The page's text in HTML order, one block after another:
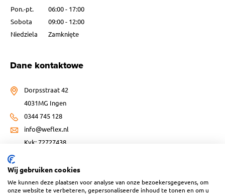
Pon.-pt.
06:00 - 17:00
Sobota
09:00 - 12:00
Niedziela
Zamknięte
Dane kontaktowe
Dorpsstraat 42
4031MG Ingen
0344 745 128
info@weflex.nl
Kvk: 72727438
Wij gebruiken cookies
We kunnen deze plaatsen voor analyse van onze bezoekersgegevens, om
onze website te verbeteren, gepersonaliseerde inhoud te tonen en om u